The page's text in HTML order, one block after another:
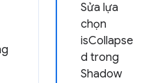
Sửa lựa
chọn
isCollapse
d trong
Shadow